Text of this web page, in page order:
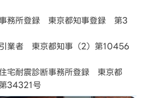
事務所登録 東京都知事登録 第3
業者 東京都知事（2）第10456
宅耐震診断事務所登録 東京都
34321号